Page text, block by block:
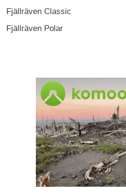
Fjällräven Classic
Fjällräven Polar